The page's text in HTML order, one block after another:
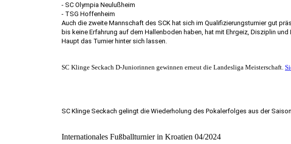
- SC Olympia Neulußheim
- TSG Hoffenheim
Auch die zweite Mannschaft des SCK hat sich im Qualifizierungsturnier gut
bis keine Erfahrung auf dem Hallenboden haben, hat mit Ehrgeiz, Disziplin
Haupt das Turnier hinter sich lassen.
SC Klinge Seckach D-Juniorinnen gewinnen erneut die Landesliga Meisterschaft.
SC Klinge Seckach gelingt die Wiederholung des Pokalerfolges aus der
Internationales Fußballturnier in Kroatien 04/2024